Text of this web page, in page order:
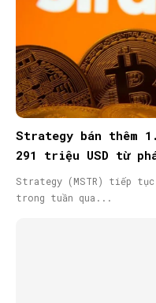
Strategy bán thêm
291 triệu USD từ
Strategy (MSTR) tiếp
trong tuần qua...